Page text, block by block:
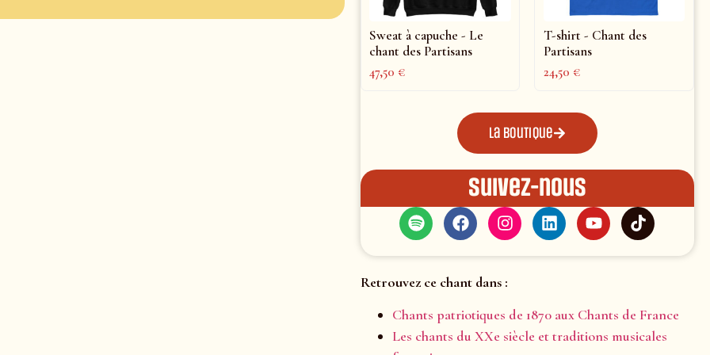
Sweat à capuche - Le
chant des Partisans
47,50€
T-shirt - Chant des
Partisans
24,50€
La boutique
Suivez-nous
Retrouvez ce chant dans :
Chants patriotiques de 1870 aux Chants de France
Les chants du XXe siècle et traditions musicales